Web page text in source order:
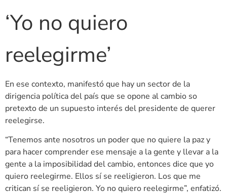
‘Yo no quiero
reelegirme’
En ese contexto, manifestó que hay un sector de la
dirigencia política del país que se opone al cambio so
pretexto de un supuesto interés del presidente de querer
reelegirse.
“Tenemos ante nosotros un poder que no quiere la paz y
para hacer comprender ese mensaje a la gente y llevar a la
gente a la imposibilidad del cambio, entonces dice que yo
quiero reelegirme. Ellos sí se reeligieron. Los que me
critican sí se reeligieron. Yo no quiero reelegirme”, enfatizó.